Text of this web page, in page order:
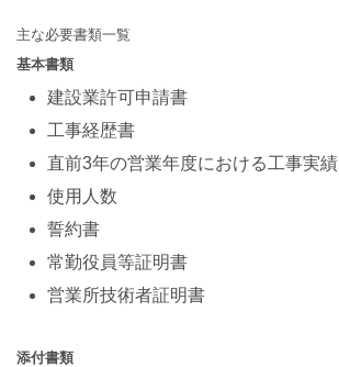
主な必要書類一覧
基本書類
建設業許可申請書
工事経歴書
直前3年の営業年度における工事実績
使用人数
誓約書
常勤役員等証明書
営業所技術者証明書
添付書類